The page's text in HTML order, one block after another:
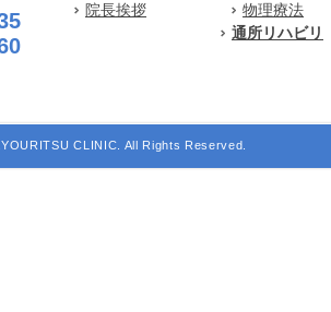
院長挨拶
物理療法
通所リハビリ
CLINIC. All Rights Reserved.